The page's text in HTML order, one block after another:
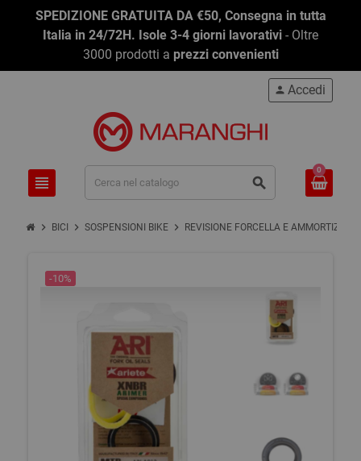
SPEDIZIONE GRATUITA DA €50, Consegna in tutta
Italia in 24/72H. Isole 3-4 giorni lavorativi - Oltre
3000 prodotti a prezzi convenienti
view_headline search
person Accedi
0
chevron_right BICI chevron_right SOSPENSIONI BIKE chevron_right REVISIONE FORCELLA E AMMORTIZ.
-10%